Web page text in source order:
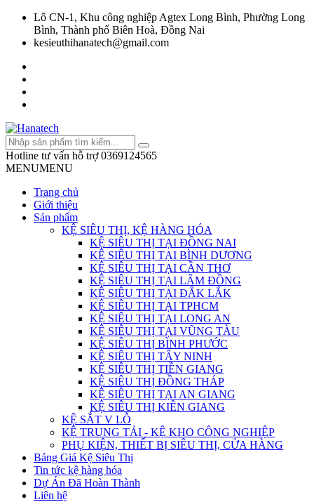
Lô CN-1, Khu công nghiệp Agtex Long Bình, Phường Long
Bình, Thành phố Biên Hoà, Đồng Nai
kesieuthihanatech@gmail.com
Hotline tư vấn hỗ trợ 0369124565
MENUMENU
Trang chủ
Giới thiệu
Sản phẩm
KỆ SIÊU THỊ, KỆ HÀNG HÓA
KỆ SIÊU THỊ TẠI ĐỒNG NAI
KỆ SIÊU THỊ TẠI BÌNH DƯƠNG
KỆ SIÊU THỊ TẠI CẦN THƠ
KỆ SIÊU THỊ TẠI LÂM ĐỒNG
KỆ SIÊU THỊ TẠI ĐẮK LẮK
KỆ SIÊU THỊ TẠI TPHCM
KỆ SIÊU THỊ TẠI LONG AN
KỆ SIÊU THỊ TẠI VŨNG TÀU
KỆ SIÊU THỊ BÌNH PHƯỚC
KỆ SIÊU THỊ TÂY NINH
KỆ SIÊU THỊ TIỀN GIANG
KỆ SIÊU THỊ ĐỒNG THÁP
KỆ SIÊU THỊ TẠI AN GIANG
KỆ SIÊU THỊ KIÊN GIANG
KỆ SẮT V LỖ
KỆ TRUNG TẢI - KỆ KHO CÔNG NGHIỆP
PHỤ KIỆN, THIẾT BỊ SIÊU THỊ, CỬA HÀNG
Bảng Giá Kệ Siêu Thị
Tin tức kệ hàng hóa
Dự Án Đã Hoàn Thành
Liên hệ